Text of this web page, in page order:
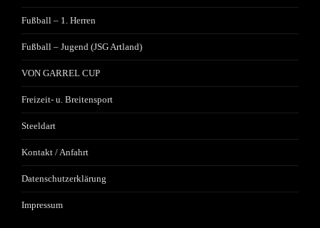
Fußball – 1. Herren
Fußball – Jugend (JSG Artland)
VON GARREL CUP
Freizeit- u. Breitensport
Steeldart
Kontakt / Anfahrt
Datenschutzerklärung
Impressum